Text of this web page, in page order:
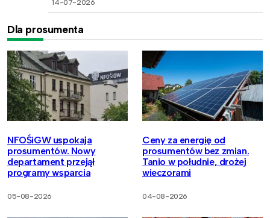
14-07-2026
Dla prosumenta
NFOŚiGW uspokaja
prosumentów. Nowy
departament przejął
programy wsparcia
05-08-2026
Ceny za energię od
prosumentów bez zmian.
Tanio w południe, drożej
wieczorami
04-08-2026